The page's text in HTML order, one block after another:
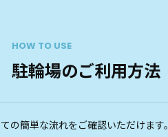
HOW TO USE
駐輪場のご利用方法
の簡単な流れをご確認いただけます。